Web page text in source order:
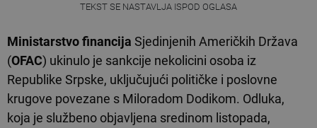
TEKST SE NASTAVLJA ISPOD OGLASA
Ministarstvo financija Sjedinjenih Američkih Država
(OFAC) ukinulo je sankcije nekolicini osoba iz
Republike Srpske, uključujući političke i poslovne
krugove povezane s Miloradom Dodikom. Odluka,
koja je službeno objavljena sredinom listopada,